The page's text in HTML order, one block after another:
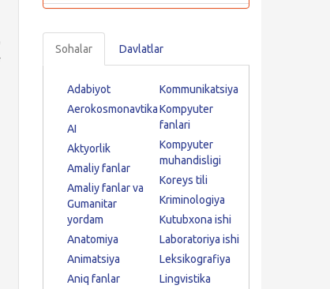
Sohalar Davlatlar
Adabiyot
Aerokosmonavtika
AI
Aktyorlik
Amaliy fanlar
Amaliy fanlar va
Gumanitar
yordam
Anatomiya
Animatsiya
Aniq fanlar
Kommunikatsiya
Kompyuter
fanlari
Kompyuter
muhandisligi
Koreys tili
Kriminologiya
Kutubxona ishi
Laboratoriya ishi
Leksikografiya
Lingvistika